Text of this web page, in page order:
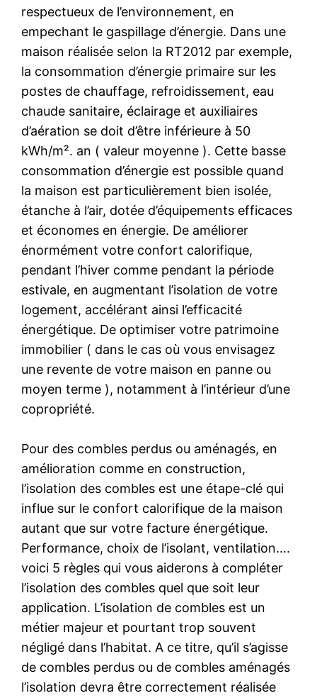
respectueux de l’environnement, en
empechant le gaspillage d’énergie. Dans une
maison réalisée selon la RT2012 par exemple,
la consommation d’énergie primaire sur les
postes de chauffage, refroidissement, eau
chaude sanitaire, éclairage et auxiliaires
d’aération se doit d’être inférieure à 50
kWh/m². an ( valeur moyenne ). Cette basse
consommation d’énergie est possible quand
la maison est particulièrement bien isolée,
étanche à l’air, dotée d’équipements efficaces
et économes en énergie. De améliorer
énormément votre confort calorifique,
pendant l’hiver comme pendant la période
estivale, en augmentant l’isolation de votre
logement, accélérant ainsi l’efficacité
énergétique. De optimiser votre patrimoine
immobilier ( dans le cas où vous envisagez
une revente de votre maison en panne ou
moyen terme ), notamment à l’intérieur d’une
copropriété.
Pour des combles perdus ou aménagés, en
amélioration comme en construction,
l’isolation des combles est une étape-clé qui
influe sur le confort calorifique de la maison
autant que sur votre facture énergétique.
Performance, choix de l’isolant, ventilation….
voici 5 règles qui vous aiderons à compléter
l’isolation des combles quel que soit leur
application. L’isolation de combles est un
métier majeur et pourtant trop souvent
négligé dans l’habitat. A ce titre, qu’il s’agisse
de combles perdus ou de combles aménagés
l’isolation devra être correctement réalisée